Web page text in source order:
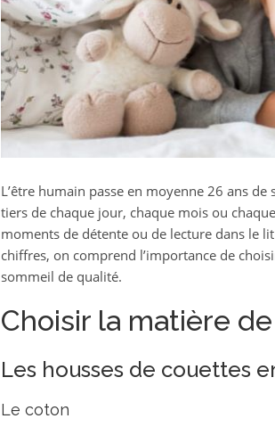
L’être humain passe en moyenne 26 ans
tiers de chaque jour, chaque mois ou
moments de détente ou de lecture dans le
chiffres, on comprend l’importance de
sommeil de qualité.
Choisir la matière
Les housses de couettes
Le coton